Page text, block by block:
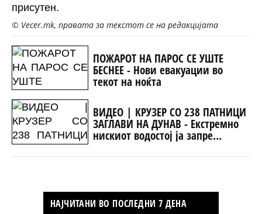
присутен.
© Vecer.mk, правата за текстот се на редакцијата
ПОЖАРОТ НА ПАРОС СЕ УШТЕ
БЕСНЕЕ - Нови евакуации во
текот на ноќта
ВИДЕО | КРУЗЕР СО 238 ПАТНИЦИ
ЗАГЛАВИ НА ДУНАВ - Екстремно
нискиот водостој ја запре
НАЈЧИТАНИ ВО ПОСЛЕДНИ 7 ДЕНА